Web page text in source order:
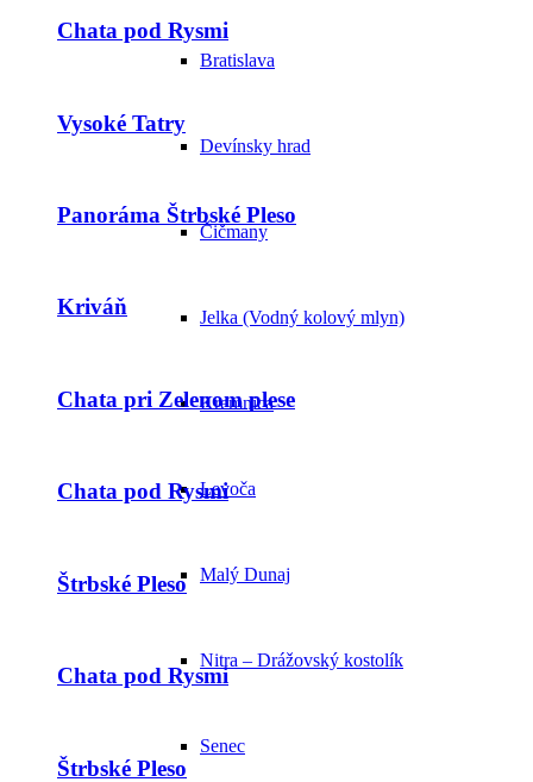
Bratislava
Devínsky hrad
Čičmany
Jelka (Vodný kolový mlyn)
Kremnica
Levoča
Malý Dunaj
Nitra – Drážovský kostolík
Senec
Chata pod Rysmi
Vysoké Tatry
Panoráma Štrbské Pleso
Kriváň
Chata pri Zelenom plese
Chata pod Rysmi
Štrbské Pleso
Chata pod Rysmi
Štrbské Pleso